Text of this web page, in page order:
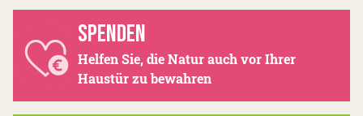
SPENDEN
Helfen Sie, die Natur auch vor Ihrer
Haustür zu bewahren